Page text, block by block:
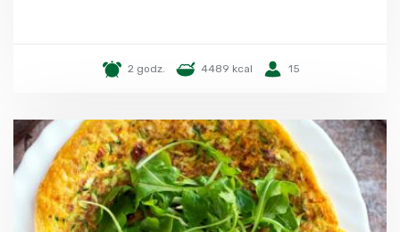
2 godz. 4489 kcal 15